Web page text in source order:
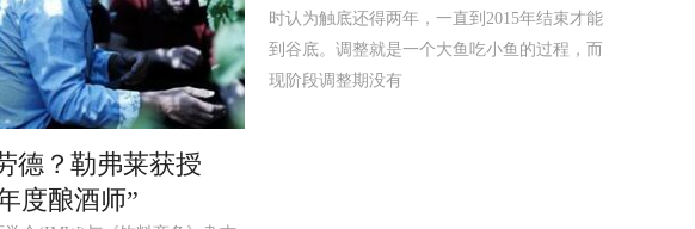
德？勒弗莱获授
度酿酒师”
时认为触底还得两年，一直到2015年结束才能
到谷底。调整就是一个大鱼吃小鱼的过程，而
现阶段调整期没有